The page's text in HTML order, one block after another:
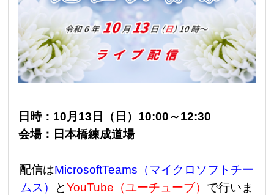
日時：10月13日（日）10:00～12:30
会場：日本橋練成道場
配信はMicrosoftTeams（マイクロソフトチー
ムス）
とYouTube（ユーチューブ） で行いま